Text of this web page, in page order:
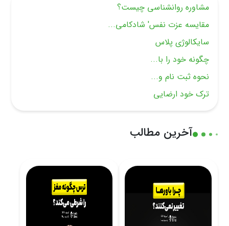
مشاوره روانشناسی چیست؟
مقایسه عزت نفس' شادکامی...
سایکالوژی پلاس
چگونه خود را با...
نحوه ثبت نام و...
ترک خود ارضایی
آخرین مطالب